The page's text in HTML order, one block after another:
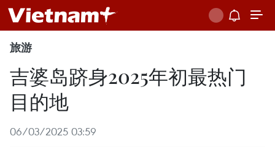
旅游
吉婆岛跻身2025年初最热门
目的地
06/03/2025 03:59